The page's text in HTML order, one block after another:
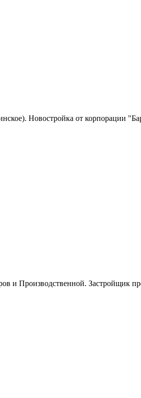
Новостройка от корпорации
и Производственной. Застройщик